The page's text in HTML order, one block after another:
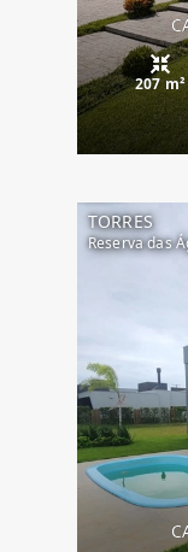
207 m²
TORRES
Reserva das